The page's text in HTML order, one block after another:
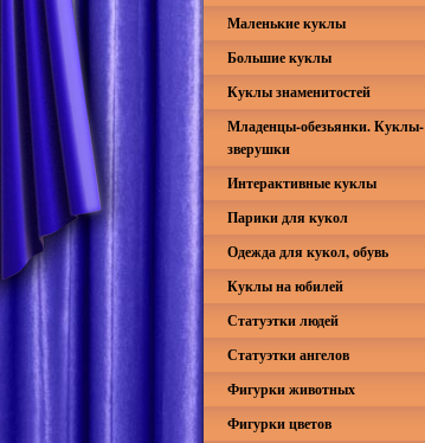
Маленькие куклы
Большие куклы
Куклы знаменитостей
Младенцы-обезьянки. Куклы-
зверушки
Интерактивные куклы
Парики для кукол
Одежда для кукол, обувь
Куклы на юбилей
Статуэтки людей
Статуэтки ангелов
Фигурки животных
Фигурки цветов